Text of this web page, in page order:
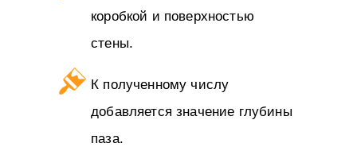
коробкой и поверхностью
стены.
К полученному числу
добавляется значение глубины
паза.